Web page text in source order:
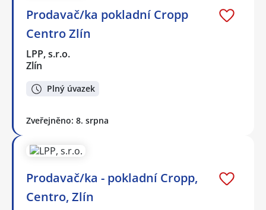
Prodavač/ka pokladní Cropp
Centro Zlín
LPP, s.r.o.
Zlín
Plný úvazek
Zveřejněno: 8. srpna
Prodavač/ka - pokladní Cropp,
Centro, Zlín